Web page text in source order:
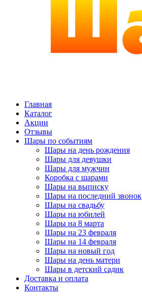
Главная
Каталог
Акции
Отзывы
Шары по событиям
Шары на день рождения
Шары для девушки
Шары для мужчин
Коробка с шарами
Шары на выписку
Шары на последний звонок
Шары на свадьбу
Шары на юбилей
Шары на 8 марта
Шары на 23 февраля
Шары на 14 февраля
Шары на новый год
Шары на день матери
Шары в детский садик
Доставка и оплата
Контакты